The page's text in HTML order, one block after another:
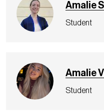
Amalie
Student
Amalie
Student